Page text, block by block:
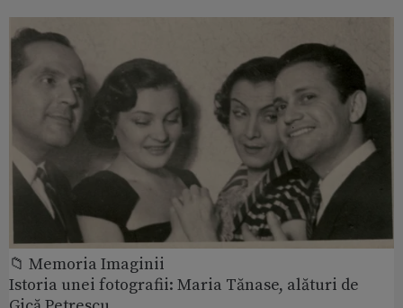
📁 Memoria Imaginii
Istoria unei fotografii: Maria Tănase, alături de